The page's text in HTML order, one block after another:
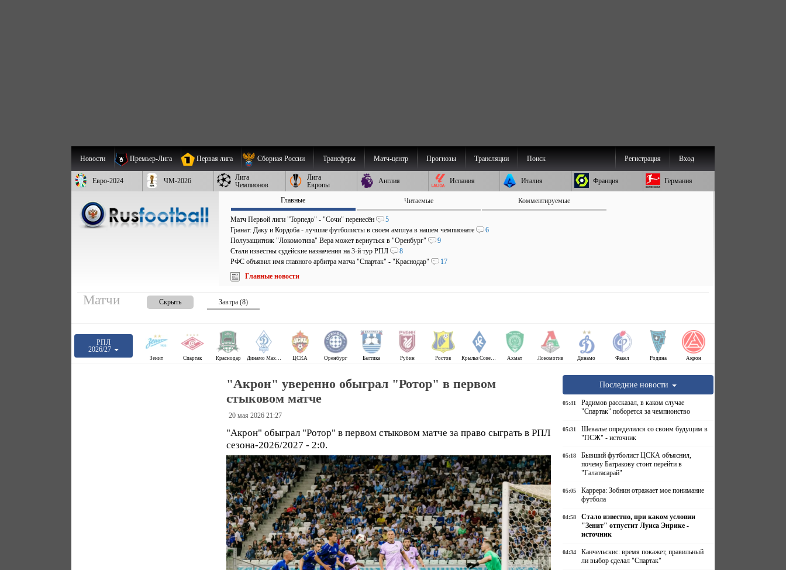
Новости Премьер-Лига Первая лига Сборная России Трансферы Матч-центр Прогнозы Трансляции Поиск Вход
Регистрация
Евро-2024 ЧМ-2026
Лига
Чемпионов
Лига
Европы
Англия Испания Италия Франция Германия
Главные Читаемые Комментируемые
Матч Первой лиги "Торпедо" - "Сочи" перенесён
5
Гранат: Даку и Кордоба - лучшие футболисты в своем амплуа в нашем чемпионате
6
Полузащитник "Локомотива" Вера может вернуться в "Оренбург"
9
Стали известны судейские назначения на 3-й тур РПЛ
8
РФС объявил имя главного арбитра матча "Спартак" - "Краснодар"
17
Главные новости
Матчи Скрыть Завтра (8)
РПЛ
2026/27
Зенит Спартак Краснодар Динамо Махачкала ЦСКА Оренбург Балтика Рубин Ростов Крылья Советов Ахмат Локомотив Динамо Факел Родина Акрон
"Акрон" уверенно обыграл "Ротор" в первом
стыковом матче
20 мая 2026 21:27
"Акрон" обыграл "Ротор" в первом стыковом матче за право сыграть в РПЛ
сезона-2026/2027 - 2:0.
Последние новости
05:41
Радимов рассказал, в каком случае
"Спартак" поборется за чемпионство
05:31
Шевалье определился со своим будущим в
"ПСЖ" - источник
05:18
Бывший футболист ЦСКА объяснил,
почему Батракову стоит перейти в
"Галатасарай"
05:05
Каррера: Зобнин отражает мое понимание
футбола
04:58
Стало известно, при каком условии
"Зенит" отпустит Луиса Энрике -
источник
04:34
Канчельскис: время покажет, правильный
ли выбор сделал "Спартак"